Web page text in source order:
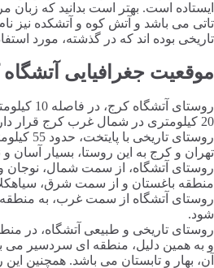
ایستاده است. بهتر است بدانید که زبان
تاتی می باشد و آتش کوه و آتشکده نیز
تاریخی بوده اند که در گذشته، مورد
موقعیت جغرافیایی
روستای
20 کیلومتری در شمال غرب کرج قرار
روستای
تهران و کرج به این روستا، بسیار آسان
روستای آتشگاه، از سمت شمال، نوجان
منطقه باغستان و از سمت شرق،
روستای آتشگاه از سمت غرب، به
شود.
روستای تاریخی و طبیعی آتشگاه، در
و به همین دلیل، منطقه ای سردسیر می
آن، بهار و تابستان می باشد. همچنین